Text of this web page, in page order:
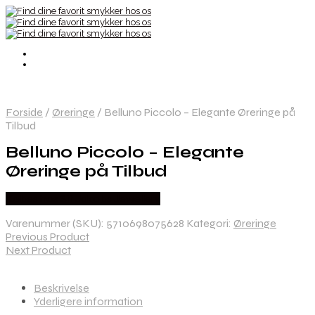
Forside / Øreringe / Belluno Piccolo – Elegante Øreringe på
Tilbud
Belluno Piccolo – Elegante
Øreringe på Tilbud
Varenummer (SKU): 5710698075628 Kategori: Øreringe
Previous Product
Next Product
Beskrivelse
Yderligere information